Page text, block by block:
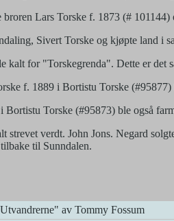
Lars Torske f. 1873 (#
Sivert Torske og kjøpte land i
kalt for "Torskegrenda". Dette er det
f. 1889 i Bortistu Torske (#95877)
Bortistu Torske (#95873) ble også
strevet verdt. John Jons. Negard
til Sunndalen.
av Tommy Fossum